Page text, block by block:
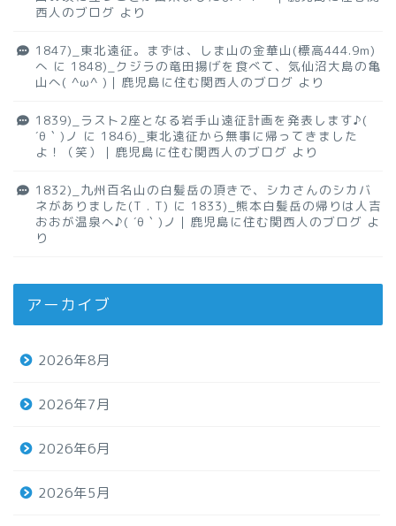
西人のブログ より
1847)_東北遠征。まずは、しま山の金華山(標高444.9m)
へ に 1848)_クジラの竜田揚げを食べて、気仙沼大島の亀
山へ( ^ω^ )｜鹿児島に住む関西人のブログ より
1839)_ラスト2座となる岩手山遠征計画を発表します♪(
´θ｀)ノ に 1846)_東北遠征から無事に帰ってきました
よ！（笑）｜鹿児島に住む関西人のブログ より
1832)_九州百名山の白髪岳の頂きで、シカさんのシカバ
ネがありました(T . T) に 1833)_熊本白髪岳の帰りは人吉
おおが温泉へ♪( ´θ｀)ノ｜鹿児島に住む関西人のブログ よ
り
アーカイブ
2026年8月
2026年7月
2026年6月
2026年5月